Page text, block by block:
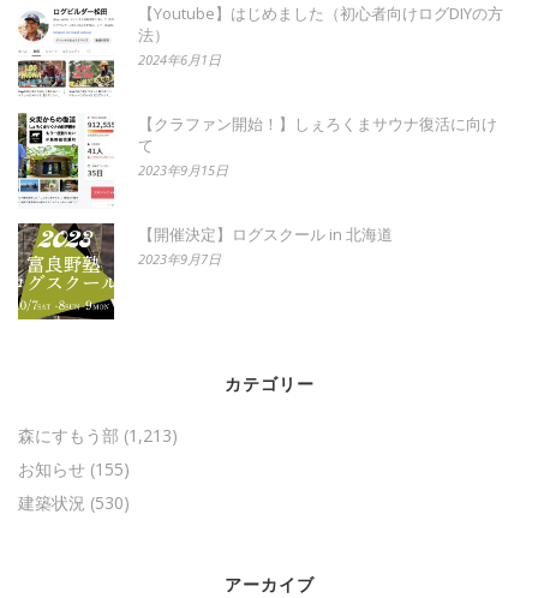
【Youtube】はじめました（初心者向けログDIYの方
法）
2024年6月1日
【クラファン開始！】しぇろくまサウナ復活に向け
て
2023年9月15日
【開催決定】ログスクール in 北海道
2023年9月7日
カテゴリー
森にすもう部 (1,213)
お知らせ (155)
建築状況 (530)
アーカイブ